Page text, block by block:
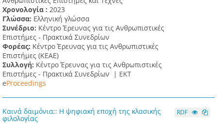
Χρονολογία : 2023
Γλώσσα: Ελληνική γλώσσα
Συνέδριο: Κέντρο Έρευνας για τις Ανθρωπιστικές
Επιστήμες - Πρακτικά Συνεδρίων
Φορέας: Κέντρο Έρευνας για τις Ανθρωπιστικές
Επιστήμες (ΚΕΑΕ)
Συλλογή: Κέντρο Έρευνας για τις Ανθρωπιστικές
Επιστήμες - Πρακτικά Συνεδρίων | ΕΚΤ
eProceedings
Καινά δαιμόνια;: Η ψηφιακή εποχή της κλασικής
φιλολογίας
RDF